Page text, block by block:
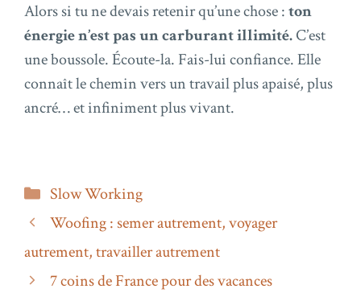
Alors si tu ne devais retenir qu’une chose :ton
énergie n’est pas un carburant illimité.C’est
une boussole. Écoute-la. Fais-lui confiance. Elle
connaît le chemin vers un travail plus apaisé, plus
ancré… et infiniment plus vivant.
Catégories
Slow Working
Woofing : semer autrement, voyager
autrement, travailler autrement
7 coins de France pour des vacances